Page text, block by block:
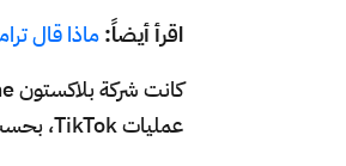
اقرأ أيضاً:ماذا قال
عمليات TikTok، بحسب ما قاله مصدران لوكالة رويترز يوم السبت الماضي.